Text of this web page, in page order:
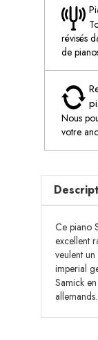
révisés
de
Nous
votre
Ce piano
excellent
veulent
imperial
Samick
allemands.